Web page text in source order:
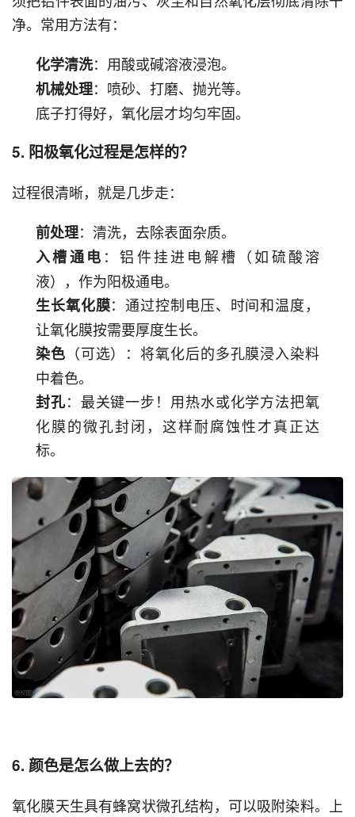
净。常用方法有：
化学清洗：用酸或碱溶液浸泡。
机械处理：喷砂、打磨、抛光等。
底子打得好，氧化层才均匀牢固。
5. 阳极氧化过程是怎样的？
过程很清晰，就是几步走：
前处理：清洗，去除表面杂质。
入槽通电 ：铝件挂进电解槽（如硫酸溶
液），作为阳极通电。
生长氧化膜：通过控制电压、时间和温度，
让氧化膜按需要厚度生长。
染色 （可选）：将氧化后的多孔膜浸入染料
中着色。
封孔：最关键一步！用热水或化学方法把氧
化膜的微孔封闭，这样耐腐蚀性才真正达
标。
6. 颜色是怎么做上去的？
氧化膜天生具有蜂窝状微孔结构，可以吸附染料。上